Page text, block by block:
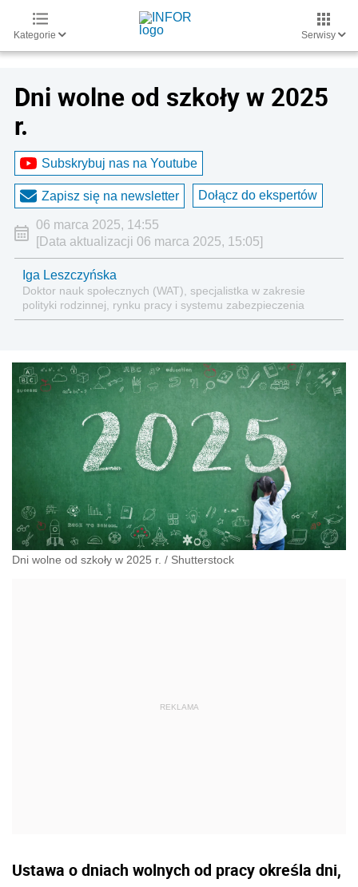
Kategorie Serwisy
Dni wolne od szkoły w 2025
r.
Subskrybuj nas na Youtube
Zapisz się na newsletter Dołącz do ekspertów
06 marca 2025, 14:55
[Data aktualizacji 06 marca 2025, 15:05]
Iga Leszczyńska
Doktor nauk społecznych (WAT), specjalistka w zakresie
polityki rodzinnej, rynku pracy i systemu zabezpieczenia
społecznego.
Dni wolne od szkoły w 2025 r. / Shutterstock
Ustawa o dniach wolnych od pracy określa dni,